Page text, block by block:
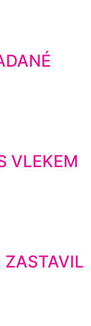
VLEKEM
ZASTAVIL